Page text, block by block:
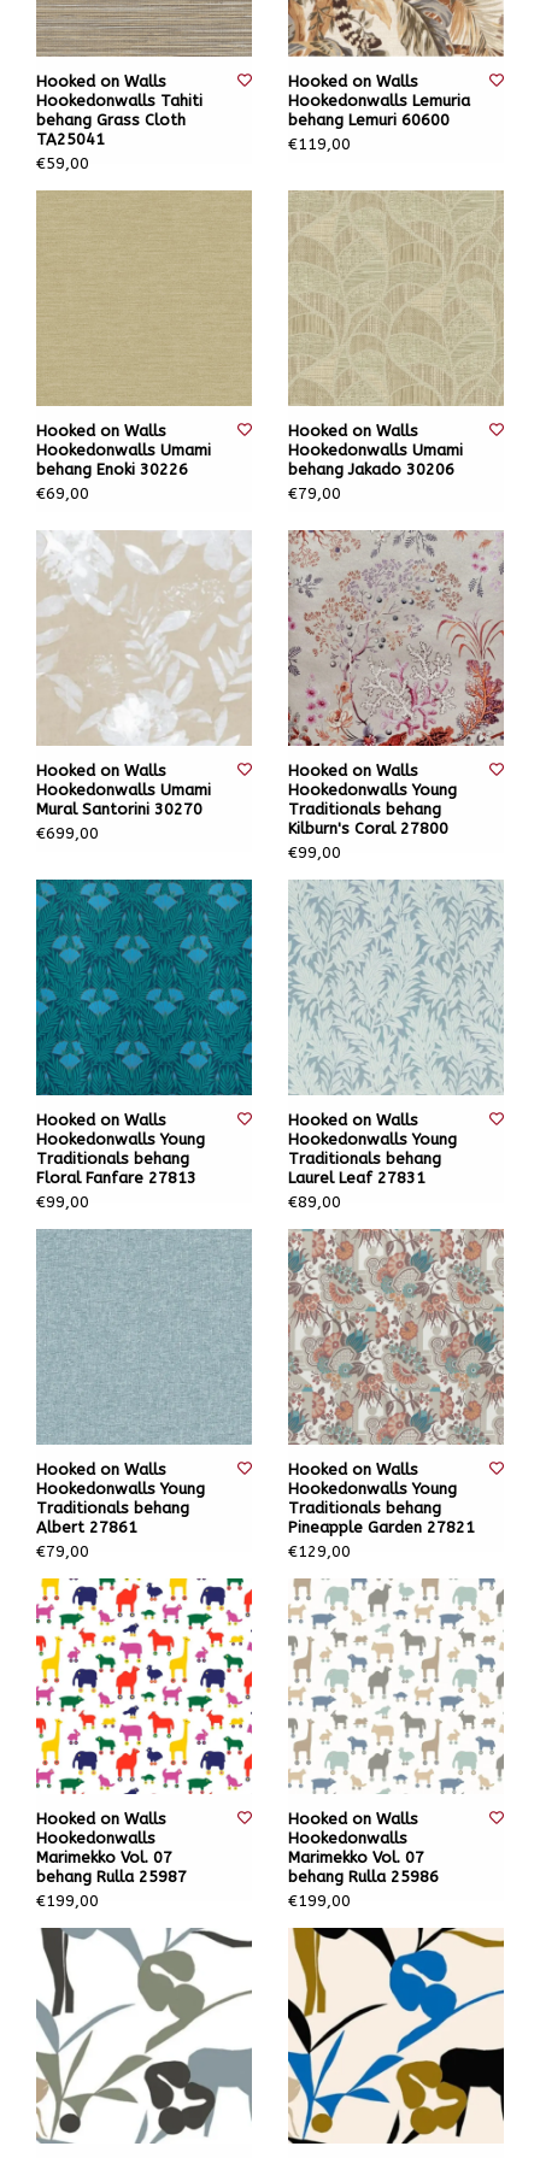
Hooked on Walls
Hookedonwalls Tahiti
behang Grass Cloth
TA25041
€59,00
Hooked on Walls
Hookedonwalls Lemuria
behang Lemuri 60600
€119,00
Hooked on Walls
Hookedonwalls Umami
behang Enoki 30226
€69,00
Hooked on Walls
Hookedonwalls Umami
behang Jakado 30206
€79,00
Hooked on Walls
Hookedonwalls Umami
Mural Santorini 30270
€699,00
Hooked on Walls
Hookedonwalls Young
Traditionals behang
Kilburn's Coral 27800
€99,00
Hooked on Walls
Hookedonwalls Young
Traditionals behang
Floral Fanfare 27813
€99,00
Hooked on Walls
Hookedonwalls Young
Traditionals behang
Laurel Leaf 27831
€89,00
Hooked on Walls
Hookedonwalls Young
Traditionals behang
Albert 27861
€79,00
Hooked on Walls
Hookedonwalls Young
Traditionals behang
Pineapple Garden 27821
€129,00
Hooked on Walls
Hookedonwalls
Marimekko Vol. 07
behang Rulla 25987
€199,00
Hooked on Walls
Hookedonwalls
Marimekko Vol. 07
behang Rulla 25986
€199,00